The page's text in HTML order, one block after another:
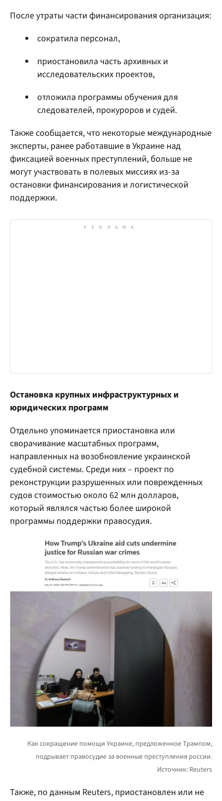
После утраты части финансирования организация:
сократила персонал,
приостановила часть архивных и
исследовательских проектов,
отложила программы обучения для
следователей, прокуроров и судей.
Также сообщается, что некоторые международные
эксперты, ранее работавшие в Украине над
фиксацией военных преступлений, больше не
могут участвовать в полевых миссиях из-за
остановки финансирования и логистической
поддержки.
Остановка крупных инфраструктурных и
юридических программ
Отдельно упоминается приостановка или
сворачивание масштабных программ,
направленных на возобновление украинской
судебной системы. Среди них – проект по
реконструкции разрушенных или поврежденных
судов стоимостью около 62 млн долларов,
который являлся частью более широкой
программы поддержки правосудия.
Также, по данным Reuters, приостановлен или не